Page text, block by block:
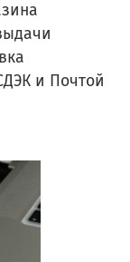
и Почтой